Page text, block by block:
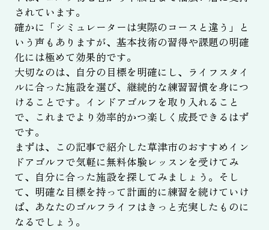
されています。
確かに「シミュレーターは実際のコースと違う」と
いう声もありますが、基本技術の習得や課題の明確
化には極めて効果的です。
大切なのは、自分の目標を明確にし、ライフスタイ
ルに合った施設を選び、継続的な練習習慣を身につ
けることです。インドアゴルフを取り入れること
で、これまでより効率的かつ楽しく成長できるはず
です。
まずは、この記事で紹介した草津市のおすすめイン
ドアゴルフで気軽に無料体験レッスンを受けてみ
て、自分に合った施設を探してみましょう。そし
て、明確な目標を持って計画的に練習を続けていけ
ば、あなたのゴルフライフはきっと充実したものに
なるでしょう。